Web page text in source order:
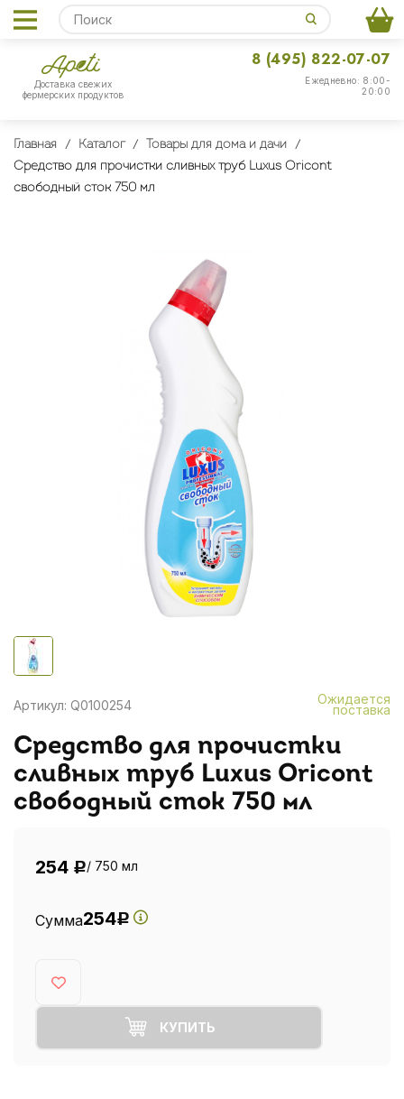
Доставка свежих
фермерских продуктов
Ежедневно: 8:00-
20:00
8 (495) 822-07-07
Главная Каталог
Товары для дома и дачи
Средство для прочистки сливных труб Luxus Oricont
свободный сток 750 мл
Артикул: Q0100254 Ожидается
поставка
Средство для прочистки
сливных труб Luxus Oricont
свободный сток 750 мл
254 Р/ 750 мл
Сумма254Р
КУПИТЬ